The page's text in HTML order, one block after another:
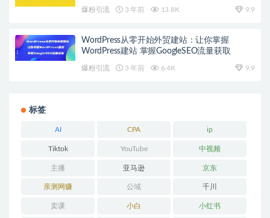
爆粉引流 3 年前 13.8K 9.9
WordPress从零开始外贸建站：让你掌握
WordPress建站 掌握GoogleSEO流量获取
爆粉引流 3 年前 6.4K 9.9
标签
AI CPA ip
Tiktok YouTube 中视频
主播 亚马逊 京东
亲测网赚 公域 千川
卖课 小白 小红书